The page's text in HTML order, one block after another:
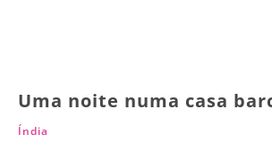
Uma noite numa casa
Índia